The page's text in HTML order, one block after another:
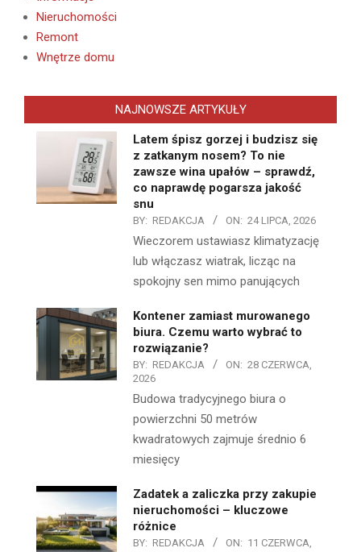
Nieruchomości
Remont
Wnętrze domu
NAJNOWSZE ARTYKUŁY
Latem śpisz gorzej i budzisz się
z zatkanym nosem? To nie
zawsze wina upałów – sprawdź,
co naprawdę pogarsza jakość
snu
BY: REDAKCJA ON: 24 LIPCA, 2026
Wieczorem ustawiasz klimatyzację
lub włączasz wiatrak, licząc na
spokojny sen mimo panujących
Kontener zamiast murowanego
biura. Czemu warto wybrać to
rozwiązanie?
BY: REDAKCJA ON: 28 CZERWCA,
2026
Budowa tradycyjnego biura o
powierzchni 50 metrów
kwadratowych zajmuje średnio 6
miesięcy
Zadatek a zaliczka przy zakupie
nieruchomości – kluczowe
różnice
BY: REDAKCJA ON: 11 CZERWCA,